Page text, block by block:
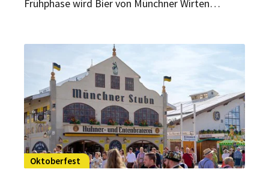
Frühphase wird Bier von Münchner Wirten
Tür öffnen könnte.
Oktoberfest